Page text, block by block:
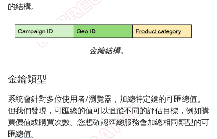
的結構。
金鑰結構。
金鑰類型
系統會針對多位使用者/瀏覽器，加總特定鍵的可匯總值。
但我們發現，可匯總的值可以追蹤不同的評估目標，例如購
買價值或購買次數。您想確認匯總服務會加總相同類型的可
匯總值。